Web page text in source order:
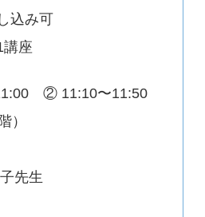
込み可
座
② 11:10〜11:50
）
先生